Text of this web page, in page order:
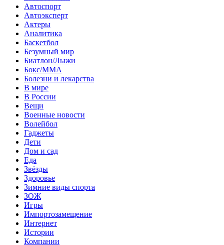
Автоспорт
Автоэксперт
Актеры
Аналитика
Баскетбол
Безумный мир
Биатлон/Лыжи
Бокс/MMA
Болезни и лекарства
В мире
В России
Вещи
Военные новости
Волейбол
Гаджеты
Дети
Дом и сад
Еда
Звёзды
Здоровье
Зимние виды спорта
ЗОЖ
Игры
Импортозамещение
Интернет
Истории
Компании